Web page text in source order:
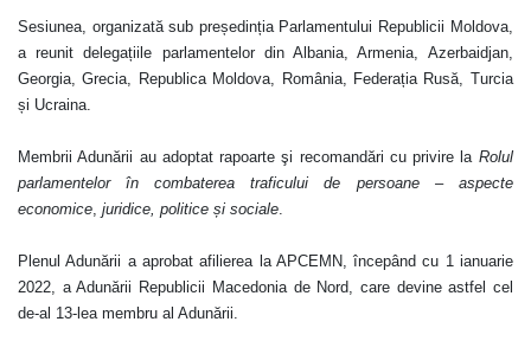
Sesiunea, organizată sub președinția Parlamentului Republicii Moldova,
a reunit delegațiile parlamentelor din Albania, Armenia, Azerbaidjan,
Georgia, Grecia, Republica Moldova, România, Federația Rusă, Turcia
și Ucraina.
Membrii Adunării au adoptat rapoarte şi recomandări cu privire la Rolul
parlamentelor în combaterea traficului de persoane – aspecte
economice, juridice, politice și sociale.
Plenul Adunării a aprobat afilierea la APCEMN, începând cu 1 ianuarie
2022, a Adunării Republicii Macedonia de Nord, care devine astfel cel
de-al 13-lea membru al Adunării.